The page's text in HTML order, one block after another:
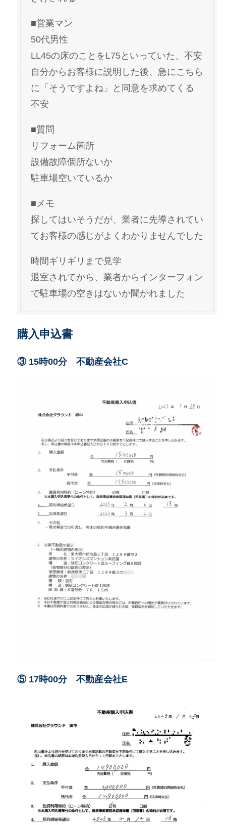
■営業マン
50代男性
LL45の床のことをL75といっていた、不安
自分からお客様に説明した後、急にこちら
に「そうですよね」と同意を求めてくる
不安
■質問
リフォーム箇所
設備故障個所ないか
駐車場空いているか
■メモ
探してはいそうだが、業者に先導されてい
てお客様の感じがよくわかりませんでした
時間ギリギリまで見学
退室されてから、業者からインターフォン
で駐車場の空きはないか聞かれました
購入申込書
③ 15時00分 不動産会社C
⑤ 17時00分 不動産会社E